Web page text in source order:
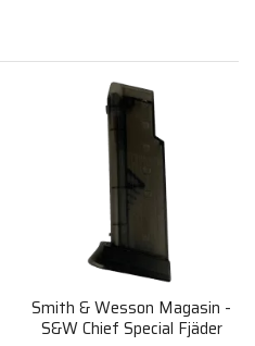
Smith & Wesson Magasin -
S&W Chief Special Fjäder